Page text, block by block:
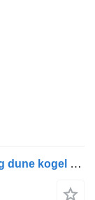
Întinzător servodirecţie DAF spoorstang dune kogel pentru camion